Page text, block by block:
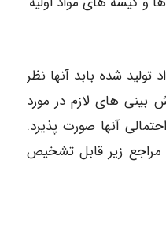
شده بابد آنها نظر
بینی های لازم در مورد
آنها صورت پذیرد.
زیر قابل تشخیص